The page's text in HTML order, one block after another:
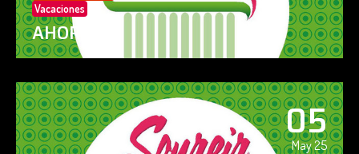
Vacaciones
AHORA SÍ!
05
May 25